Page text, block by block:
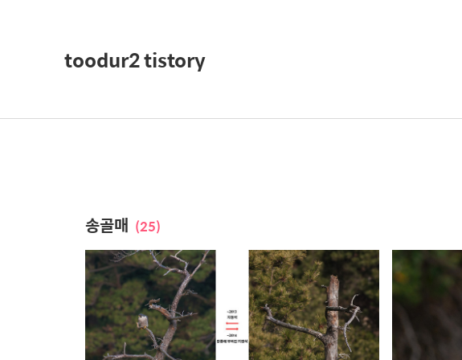
toodur2 tistory
송골매 (25)